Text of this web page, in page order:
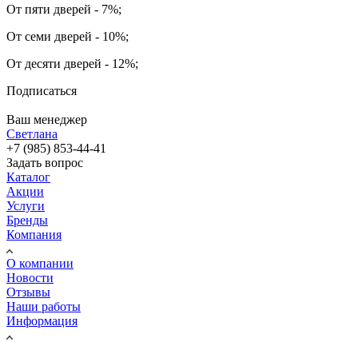
От пяти дверей - 7%;
От семи дверей - 10%;
От десяти дверей - 12%;
Подписаться
Ваш менеджер
Светлана
+7 (985) 853-44-41
Задать вопрос
Каталог
Акции
Услуги
Бренды
Компания
О компании
Новости
Отзывы
Наши работы
Информация